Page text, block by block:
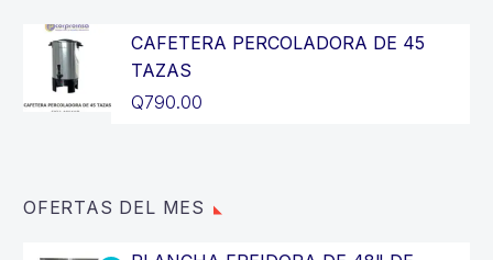
CAFETERA PERCOLADORA DE 45
TAZAS
Q790.00
OFERTAS DEL MES